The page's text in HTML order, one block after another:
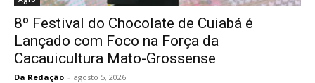
8º Festival do Chocolate de Cuiabá é
Lançado com Foco na Força da
Cacauicultura Mato-Grossense
Da Redação - agosto 5, 2026